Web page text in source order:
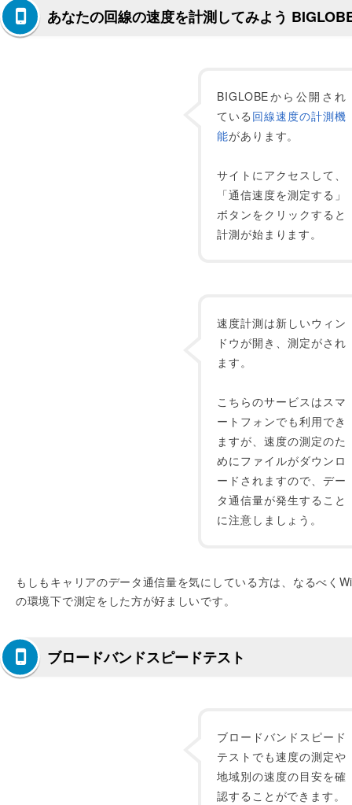
あなたの回線の速度を計測してみよう
BIGLOBEから公開され
ている 回線速度の計測機
能があります。
サイトにアクセスして、
「通信速度を測定する」
ボタンをクリックすると
計測が始まります。
速度計測は新しいウィン
ドウが開き、測定がされ
ます。
こちらのサービスはスマ
ートフォンでも利用でき
ますが、速度の測定のた
めにファイルがダウンロ
ードされますので、デー
タ通信量が発生すること
に注意しましょう。
もしもキャリアのデータ通信量を気にしている方は、なるべく
の環境下で測定をした方が好ましいです。
ブロードバンドスピードテスト
ブロードバンドスピード
テストでも速度の測定や
地域別の速度の目安を確
認することができます。